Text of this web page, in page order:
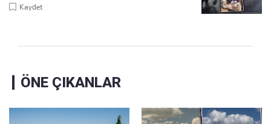
Kaydet
ÖNE ÇIKANLAR